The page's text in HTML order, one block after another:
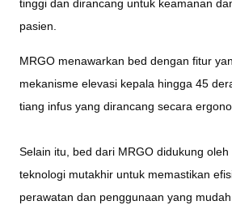
tinggi dan dirancang untuk keamanan
pasien.
MRGO menawarkan bed dengan fitur
mekanisme elevasi kepala hingga 45
tiang infus yang dirancang secara
Selain itu, bed dari MRGO didukung
teknologi mutakhir untuk memastikan
perawatan dan penggunaan yang